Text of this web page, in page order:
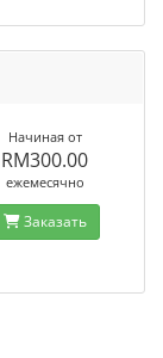
Начиная от
RM300.00
ежемесячно
Заказать